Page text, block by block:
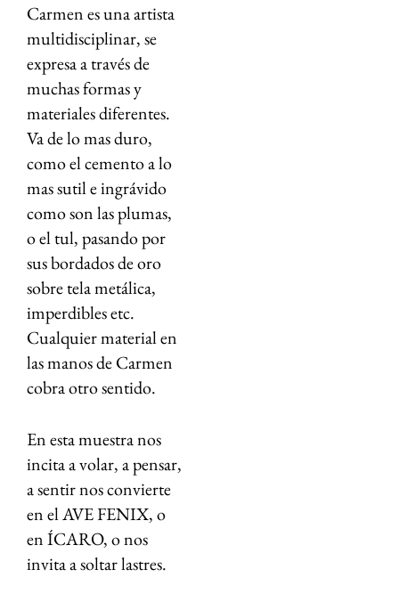
Carmen es una artista
multidisciplinar, se
expresa a través de
muchas formas y
materiales diferentes.
Va de lo mas duro,
como el cemento a lo
mas sutil e ingrávido
como son las plumas,
o el tul, pasando por
sus bordados de oro
sobre tela metálica,
imperdibles etc.
Cualquier material en
las manos de Carmen
cobra otro sentido.
En esta muestra nos
incita a volar, a pensar,
a sentir nos convierte
en el AVE FENIX, o
en ÍCARO, o nos
invita a soltar lastres.